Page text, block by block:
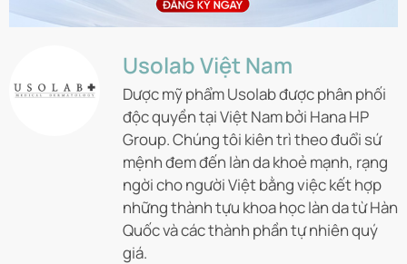
Usolab Việt Nam
Dược mỹ phẩm Usolab được phân phối
độc quyền tại Việt Nam bởi Hana HP
Group. Chúng tôi kiên trì theo đuổi sứ
mệnh đem đến làn da khoẻ mạnh, rạng
ngời cho người Việt bằng việc kết hợp
những thành tựu khoa học làn da từ Hàn
Quốc và các thành phần tự nhiên quý
giá.